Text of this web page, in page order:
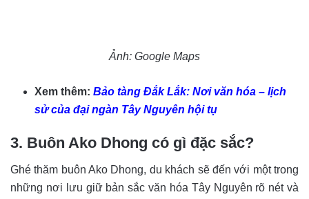
Ảnh: Google Maps
Xem thêm: Bảo tàng Đắk Lắk: Nơi văn hóa – lịch
sử của đại ngàn Tây Nguyên hội tụ
3. Buôn Ako Dhong có gì đặc sắc?
Ghé thăm buôn Ako Dhong, du khách sẽ đến với một trong
những nơi lưu giữ bản sắc văn hóa Tây Nguyên rõ nét và